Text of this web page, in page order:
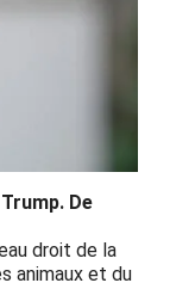
De
droit de la
animaux et du